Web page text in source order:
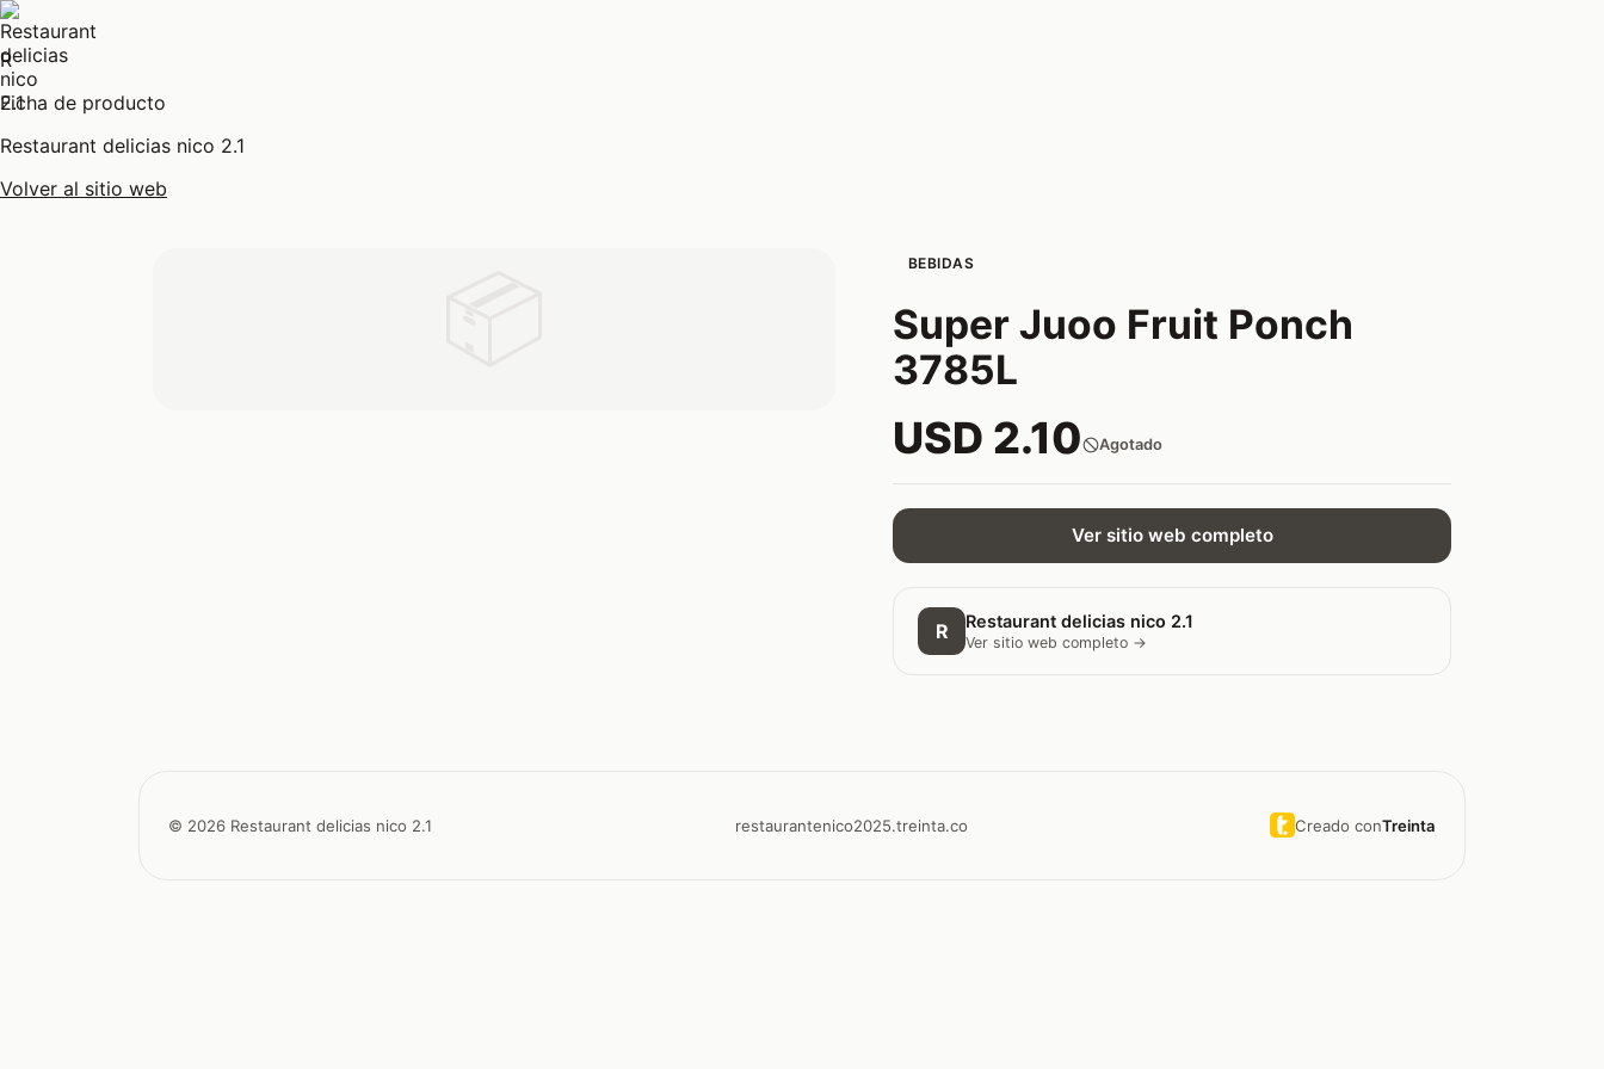
R
Ficha de producto
Restaurant delicias nico 2.1
Volver al sitio web
BEBIDAS
Super Juoo Fruit Ponch
3785L
USD 2.10 Agotado
Ver sitio web completo
R Restaurant delicias nico 2.1
Ver sitio web completo →
© 2026 Restaurant delicias nico 2.1 restaurantenico2025.treinta.co Creado conTreinta